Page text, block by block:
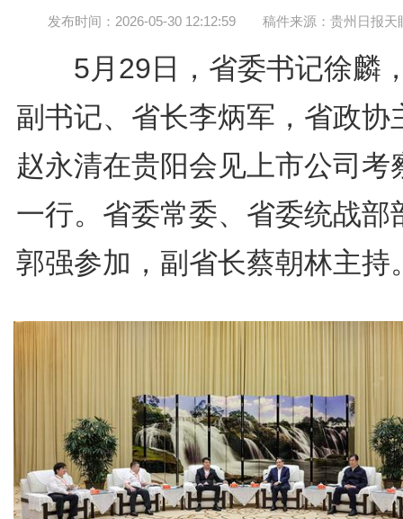
发布时间：2026-05-30 12:12:59 稿件来源：贵州日报天
5月29日，省委书记徐麟
副书记、省长李炳军，省政协
赵永清在贵阳会见上市公司考
一行。省委常委、省委统战部
郭强参加，副省长蔡朝林主持